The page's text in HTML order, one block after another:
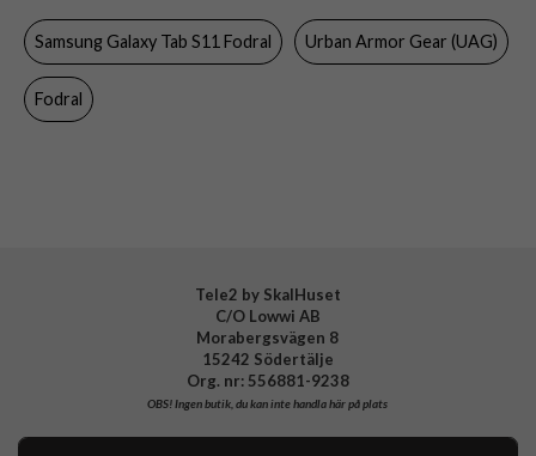
Färg Genomskinlig, Svart
Material
Samsung Galaxy Tab S11 Fodral Urban Armor Gear (UAG)
Fodral
Tele2 by SkalHuset
C/O Lowwi AB
Morabergsvägen 8
15242 Södertälje
Org. nr: 556881-9238
OBS!Ingen butik, du kan inte handla här på plats